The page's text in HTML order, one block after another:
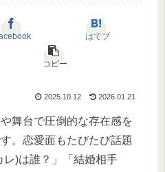
はてブ
コピー
2025.10.12 2026.01.21
舞台で圧倒的な存在感を
。恋愛面もたびたび話題
)は誰？」「結婚相手